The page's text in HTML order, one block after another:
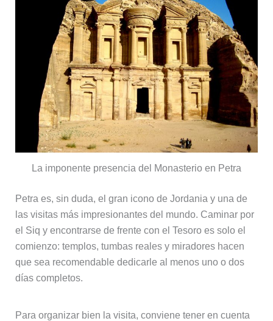
La imponente presencia del Monasterio en Petra
Petra es, sin duda, el gran icono de Jordania y una de
las visitas más impresionantes del mundo. Caminar por
el Siq y encontrarse de frente con el Tesoro es solo el
comienzo: templos, tumbas reales y miradores hacen
que sea recomendable dedicarle al menos uno o dos
días completos.
Para organizar bien la visita, conviene tener en cuenta